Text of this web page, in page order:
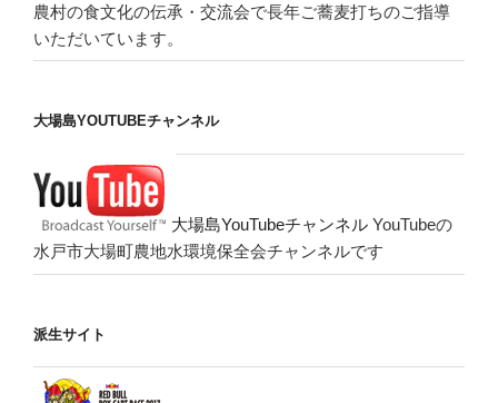
農村の食文化の伝承・交流会で長年ご蕎麦打ちのご指導
いただいています。
大場島YOUTUBEチャンネル
大場島YouTubeチャンネル YouTubeの
水戸市大場町農地水環境保全会チャンネルです
派生サイト